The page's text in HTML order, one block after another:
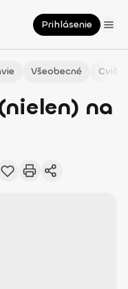
Prihlásenie
Všeobecné
na